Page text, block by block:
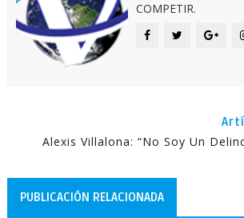
COMPETIR.
Alexis Villalona: “No Soy Un
PUBLICACIÓN RELACIONADA